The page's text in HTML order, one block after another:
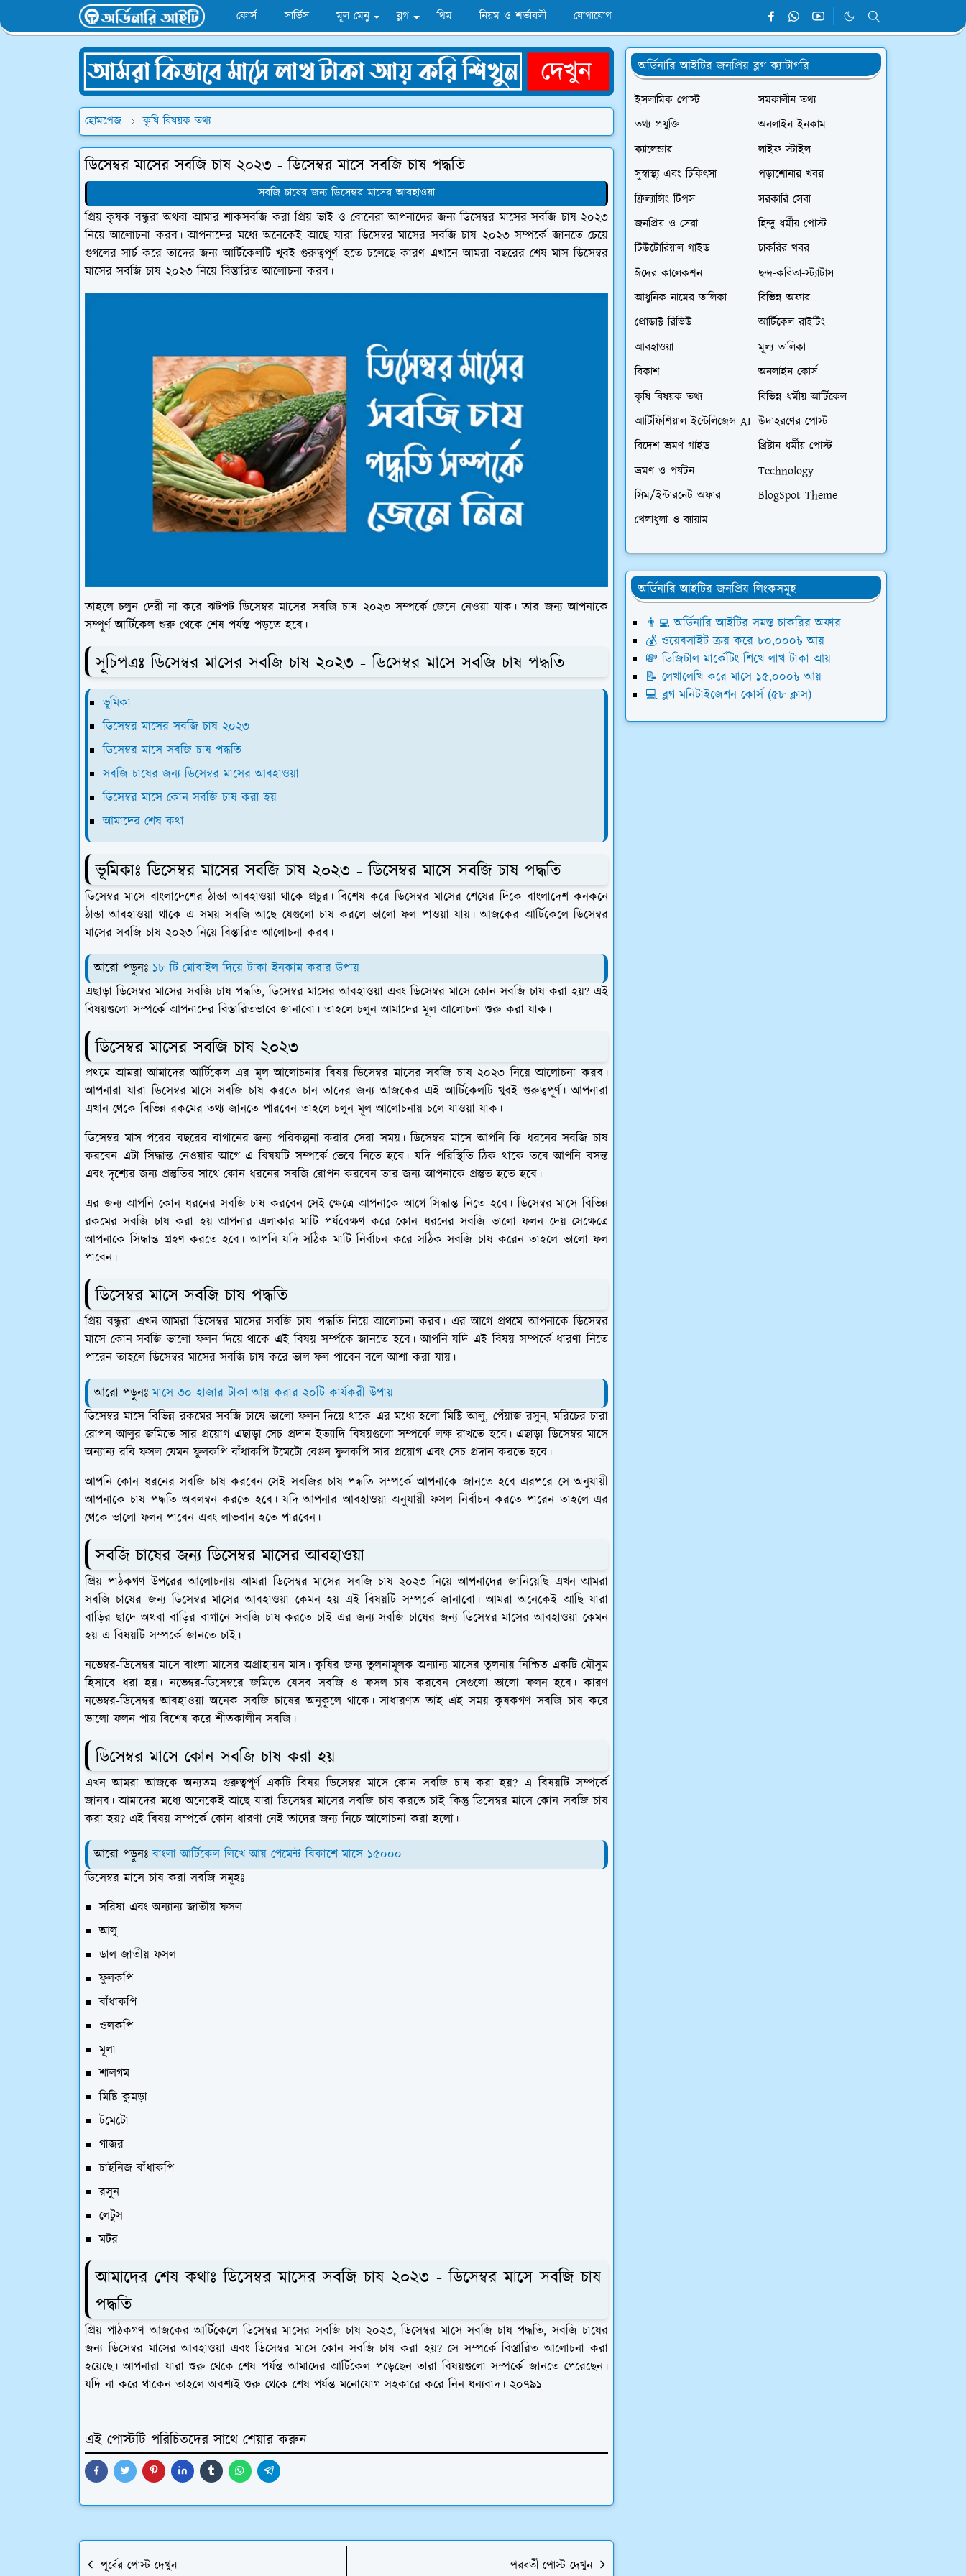
কোর্স সার্ভিস মূল মেনু ব্লগ থিম নিয়ম ও শর্তাবলী যোগাযোগ
হোমপেজ কৃষি বিষয়ক তথ্য
ডিসেম্বর মাসের সবজি চাষ ২০২৩ - ডিসেম্বর মাসে সবজি চাষ পদ্ধতি
সবজি চাষের জন্য ডিসেম্বর মাসের আবহাওয়া
প্রিয় কৃষক বন্ধুরা অথবা আমার শাকসবজি করা প্রিয় ভাই ও বোনেরা আপনাদের জন্য ডিসেম্বর মাসের সবজি চাষ ২০২৩
নিয়ে আলোচনা করব। আপনাদের মধ্যে অনেকেই আছে যারা ডিসেম্বর মাসের সবজি চাষ ২০২৩ সম্পর্কে জানতে চেয়ে
গুগলের সার্চ করে তাদের জন্য আর্টিকেলটি খুবই গুরুত্বপূর্ণ হতে চলেছে কারণ এখানে আমরা বছরের শেষ মাস ডিসেম্বর
মাসের সবজি চাষ ২০২৩ নিয়ে বিস্তারিত আলোচনা করব।
তাহলে চলুন দেরী না করে ঝটপট ডিসেম্বর মাসের সবজি চাষ ২০২৩ সম্পর্কে জেনে নেওয়া যাক। তার জন্য আপনাকে
সম্পূর্ণ আর্টিকেল শুরু থেকে শেষ পর্যন্ত পড়তে হবে।
সূচিপত্রঃ ডিসেম্বর মাসের সবজি চাষ ২০২৩ - ডিসেম্বর মাসে সবজি চাষ পদ্ধতি
ভূমিকা
ডিসেম্বর মাসের সবজি চাষ ২০২৩
ডিসেম্বর মাসে সবজি চাষ পদ্ধতি
সবজি চাষের জন্য ডিসেম্বর মাসের আবহাওয়া
ডিসেম্বর মাসে কোন সবজি চাষ করা হয়
আমাদের শেষ কথা
ভূমিকাঃ ডিসেম্বর মাসের সবজি চাষ ২০২৩ - ডিসেম্বর মাসে সবজি চাষ পদ্ধতি
ডিসেম্বর মাসে বাংলাদেশের ঠান্ডা আবহাওয়া থাকে প্রচুর। বিশেষ করে ডিসেম্বর মাসের শেষের দিকে বাংলাদেশ কনকনে
ঠান্ডা আবহাওয়া থাকে এ সময় সবজি আছে যেগুলো চাষ করলে ভালো ফল পাওয়া যায়। আজকের আর্টিকেলে ডিসেম্বর
মাসের সবজি চাষ ২০২৩ নিয়ে বিস্তারিত আলোচনা করব।
আরো পড়ুনঃ ১৮ টি মোবাইল দিয়ে টাকা ইনকাম করার উপায়
এছাড়া ডিসেম্বর মাসের সবজি চাষ পদ্ধতি, ডিসেম্বর মাসের আবহাওয়া এবং ডিসেম্বর মাসে কোন সবজি চাষ করা হয়? এই
বিষয়গুলো সম্পর্কে আপনাদের বিস্তারিতভাবে জানাবো। তাহলে চলুন আমাদের মূল আলোচনা শুরু করা যাক।
ডিসেম্বর মাসের সবজি চাষ ২০২৩
প্রথমে আমরা আমাদের আর্টিকেল এর মূল আলোচনার বিষয় ডিসেম্বর মাসের সবজি চাষ ২০২৩ নিয়ে আলোচনা করব।
আপনারা যারা ডিসেম্বর মাসে সবজি চাষ করতে চান তাদের জন্য আজকের এই আর্টিকেলটি খুবই গুরুত্বপূর্ণ। আপনারা
এখান থেকে বিভিন্ন রকমের তথ্য জানতে পারবেন তাহলে চলুন মূল আলোচনায় চলে যাওয়া যাক।
ডিসেম্বর মাস পরের বছরের বাগানের জন্য পরিকল্পনা করার সেরা সময়। ডিসেম্বর মাসে আপনি কি ধরনের সবজি চাষ
করবেন এটা সিদ্ধান্ত নেওয়ার আগে এ বিষয়টি সম্পর্কে ভেবে নিতে হবে। যদি পরিস্থিতি ঠিক থাকে তবে আপনি বসন্ত
এবং দৃশ্যের জন্য প্রস্তুতির সাথে কোন ধরনের সবজি রোপন করবেন তার জন্য আপনাকে প্রস্তুত হতে হবে।
এর জন্য আপনি কোন ধরনের সবজি চাষ করবেন সেই ক্ষেত্রে আপনাকে আগে সিদ্ধান্ত নিতে হবে। ডিসেম্বর মাসে বিভিন্ন
রকমের সবজি চাষ করা হয় আপনার এলাকার মাটি পর্যবেক্ষণ করে কোন ধরনের সবজি ভালো ফলন দেয় সেক্ষেত্রে
আপনাকে সিদ্ধান্ত গ্রহণ করতে হবে। আপনি যদি সঠিক মাটি নির্বাচন করে সঠিক সবজি চাষ করেন তাহলে ভালো ফল
পাবেন।
ডিসেম্বর মাসে সবজি চাষ পদ্ধতি
প্রিয় বন্ধুরা এখন আমরা ডিসেম্বর মাসের সবজি চাষ পদ্ধতি নিয়ে আলোচনা করব। এর আগে প্রথমে আপনাকে ডিসেম্বর
মাসে কোন সবজি ভালো ফলন দিয়ে থাকে এই বিষয় সর্ম্পকে জানতে হবে। আপনি যদি এই বিষয় সম্পর্কে ধারণা নিতে
পারেন তাহলে ডিসেম্বর মাসের সবজি চাষ করে ভাল ফল পাবেন বলে আশা করা যায়।
আরো পড়ুনঃমাসে ৩০ হাজার টাকা আয় করার ২০টি কার্যকরী উপায়
ডিসেম্বর মাসে বিভিন্ন রকমের সবজি চাষে ভালো ফলন দিয়ে থাকে এর মধ্যে হলো মিষ্টি আলু, পেঁয়াজ রসুন, মরিচের চারা
রোপন আলুর জমিতে সার প্রয়োগ এছাড়া সেচ প্রদান ইত্যাদি বিষয়গুলো সম্পর্কে লক্ষ রাখতে হবে। এছাড়া ডিসেম্বর মাসে
অন্যান্য রবি ফসল যেমন ফুলকপি বাঁধাকপি টমেটো বেগুন ফুলকপি সার প্রয়োগ এবং সেচ প্রদান করতে হবে।
আপনি কোন ধরনের সবজি চাষ করবেন সেই সবজির চাষ পদ্ধতি সম্পর্কে আপনাকে জানতে হবে এরপরে সে অনুযায়ী
আপনাকে চাষ পদ্ধতি অবলম্বন করতে হবে। যদি আপনার আবহাওয়া অনুযায়ী ফসল নির্বাচন করতে পারেন তাহলে এর
থেকে ভালো ফলন পাবেন এবং লাভবান হতে পারবেন।
সবজি চাষের জন্য ডিসেম্বর মাসের আবহাওয়া
প্রিয় পাঠকগণ উপরের আলোচনায় আমরা ডিসেম্বর মাসের সবজি চাষ ২০২৩ নিয়ে আপনাদের জানিয়েছি এখন আমরা
সবজি চাষের জন্য ডিসেম্বর মাসের আবহাওয়া কেমন হয় এই বিষয়টি সম্পর্কে জানাবো। আমরা অনেকেই আছি যারা
বাড়ির ছাদে অথবা বাড়ির বাগানে সবজি চাষ করতে চাই এর জন্য সবজি চাষের জন্য ডিসেম্বর মাসের আবহাওয়া কেমন
হয় এ বিষয়টি সম্পর্কে জানতে চাই।
নভেম্বর-ডিসেম্বর মাসে বাংলা মাসের অগ্রাহায়ন মাস। কৃষির জন্য তুলনামূলক অন্যান্য মাসের তুলনায় নিশ্চিত একটি মৌসুম
হিসাবে ধরা হয়। নভেম্বর-ডিসেম্বরে জমিতে যেসব সবজি ও ফসল চাষ করবেন সেগুলো ভালো ফলন হবে। কারণ
নভেম্বর-ডিসেম্বর আবহাওয়া অনেক সবজি চাষের অনুকূলে থাকে। সাধারণত তাই এই সময় কৃষকগণ সবজি চাষ করে
ভালো ফলন পায় বিশেষ করে শীতকালীন সবজি।
ডিসেম্বর মাসে কোন সবজি চাষ করা হয়
এখন আমরা আজকে অন্যতম গুরুত্বপূর্ণ একটি বিষয় ডিসেম্বর মাসে কোন সবজি চাষ করা হয়? এ বিষয়টি সম্পর্কে
জানব। আমাদের মধ্যে অনেকেই আছে যারা ডিসেম্বর মাসের সবজি চাষ করতে চাই কিন্তু ডিসেম্বর মাসে কোন সবজি চাষ
করা হয়? এই বিষয় সম্পর্কে কোন ধারণা নেই তাদের জন্য নিচে আলোচনা করা হলো।
আরো পড়ুনঃবাংলা আর্টিকেল লিখে আয় পেমেন্ট বিকাশে মাসে ১৫০০০
ডিসেম্বর মাসে চাষ করা সবজি সমূহঃ
সরিষা এবং অন্যান্য জাতীয় ফসল
আলু
ডাল জাতীয় ফসল
ফুলকপি
বাঁধাকপি
ওলকপি
মূলা
শালগম
মিষ্টি কুমড়া
টমেটো
গাজর
চাইনিজ বাঁধাকপি
রসুন
লেটুস
মটর
আমাদের শেষ কথাঃ ডিসেম্বর মাসের সবজি চাষ ২০২৩ - ডিসেম্বর মাসে সবজি চাষ
পদ্ধতি
প্রিয় পাঠকগণ আজকের আর্টিকেলে ডিসেম্বর মাসের সবজি চাষ ২০২৩, ডিসেম্বর মাসে সবজি চাষ পদ্ধতি, সবজি চাষের
জন্য ডিসেম্বর মাসের আবহাওয়া এবং ডিসেম্বর মাসে কোন সবজি চাষ করা হয়? সে সম্পর্কে বিস্তারিত আলোচনা করা
হয়েছে। আপনারা যারা শুরু থেকে শেষ পর্যন্ত আমাদের আর্টিকেল পড়েছেন তারা বিষয়গুলো সম্পর্কে জানতে পেরেছেন।
যদি না করে থাকেন তাহলে অবশ্যই শুরু থেকে শেষ পর্যন্ত মনোযোগ সহকারে করে নিন ধন্যবাদ। ২০৭৯১
এই পোস্টটি পরিচিতদের সাথে শেয়ার করুন
পূর্বের পোস্ট দেখুন পরবর্তী পোস্ট দেখুন
অর্ডিনারি আইটির জনপ্রিয় ব্লগ ক্যাটাগরি
ইসলামিক পোস্ট
সমকালীন তথ্য
তথ্য প্রযুক্তি
অনলাইন ইনকাম
ক্যালেন্ডার
লাইফ স্টাইল
সুস্বাস্থ্য এবং চিকিৎসা
পড়াশোনার খবর
ফ্রিল্যান্সিং টিপস
সরকারি সেবা
জনপ্রিয় ও সেরা
হিন্দু ধর্মীয় পোস্ট
টিউটোরিয়াল গাইড
চাকরির খবর
ঈদের কালেকশন
ছন্দ-কবিতা-স্ট্যাটাস
আধুনিক নামের তালিকা
বিভিন্ন অফার
প্রোডাক্ট রিভিউ
আর্টিকেল রাইটিং
আবহাওয়া
মূল্য তালিকা
বিকাশ
অনলাইন কোর্স
কৃষি বিষয়ক তথ্য
বিভিন্ন ধর্মীয় আর্টিকেল
আর্টিফিশিয়াল ইন্টেলিজেন্স AI উদাহরণের পোস্ট
বিদেশ ভ্রমণ গাইড
খ্রিষ্টান ধর্মীয় পোস্ট
ভ্রমণ ও পর্যটন
Technology
সিম/ইন্টারনেট অফার
BlogSpot Theme
খেলাধুলা ও ব্যায়াম
অর্ডিনারি আইটির জনপ্রিয় লিংকসমূহ
👨‍💻 অর্ডিনারি আইটির সমস্ত চাকরির অফার
💰 ওয়েবসাইট ক্রয় করে ৮০,০০০৳ আয়
💸 ডিজিটাল মার্কেটিং শিখে লাখ টাকা আয়
📝 লেখালেখি করে মাসে ১৫,০০০৳ আয়
💻 ব্লগ মনিটাইজেশন কোর্স (৫৮ ক্লাস)